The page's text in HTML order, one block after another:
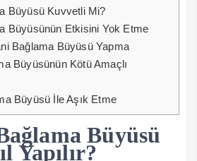
Büyüsü Kuvvetli Mi?
Büyüsünün Etkisini Yok Etme
Bağlama Büyüsü Yapma
Büyüsünün Kötü Amaçlı
Büyüsü İle Aşık Etme
Büyüsü
Yapılır?